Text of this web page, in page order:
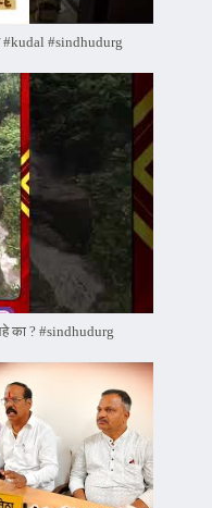
#sindhudurg
का ? #sindhudurg